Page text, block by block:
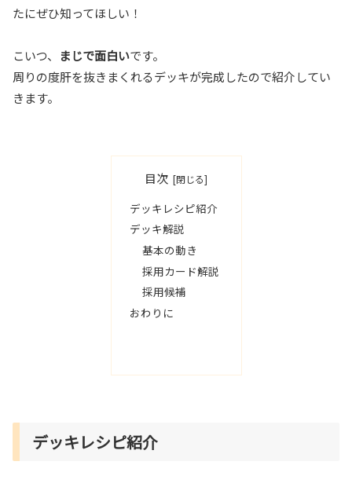
たにぜひ知ってほしい！
こいつ、 まじで面白いです。
周りの度肝を抜きまくれるデッキが完成したので紹介してい
きます。
目次
デッキレシピ紹介
デッキ解説
基本の動き
採用カード解説
採用候補
おわりに
デッキレシピ紹介